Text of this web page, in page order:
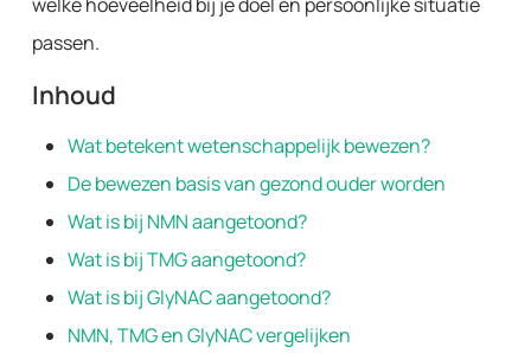
passen.
Inhoud
Wat betekent wetenschappelijk bewezen?
De bewezen basis van gezond ouder worden
Wat is bij NMN aangetoond?
Wat is bij TMG aangetoond?
Wat is bij GlyNAC aangetoond?
NMN, TMG en GlyNAC vergelijken